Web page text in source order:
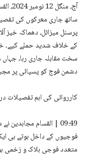
آج،
ساتھ جاری معرکوں کی
پرسنل میزائل، دھماکہ خیز
کے خلاف شدید حملے کیے۔
سخت مقابلہ جاری رہا، جہاں
دشمن فوج کو پسپائی پر
کارروائی کی اہم تفصیلات
09:49 | القسام
فوجیوں کے داخل ہوتے ہی
متعدد فوجی ہلاک و زخمی